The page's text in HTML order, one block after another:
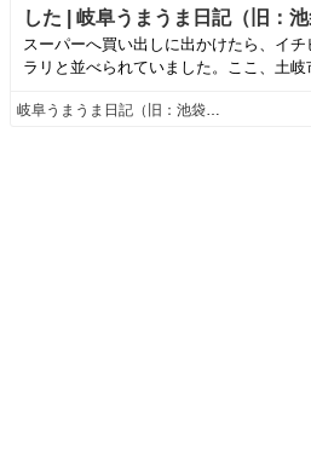
した | 岐阜うまうま日記（旧：
スーパーへ買い出しに出かけたら、イ
ラリと並べられていました。ここ、土
岐阜うまうま日記（旧：池袋うまうま日記。）